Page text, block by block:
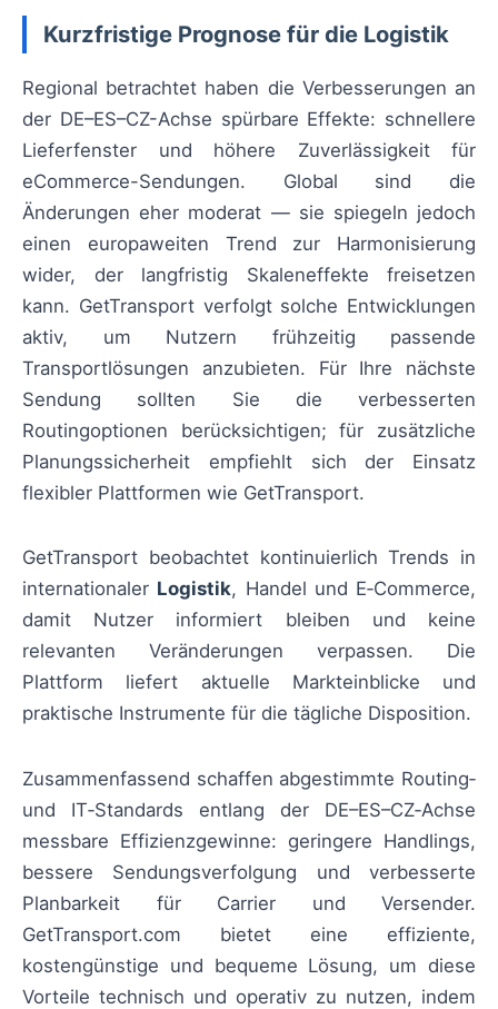
Kurzfristige Prognose für die Logistik
Regional betrachtet haben die Verbesserungen an
der DE–ES–CZ-Achse spürbare Effekte: schnellere
Lieferfenster und höhere Zuverlässigkeit für
eCommerce-Sendungen. Global sind die
Änderungen eher moderat — sie spiegeln jedoch
einen europaweiten Trend zur Harmonisierung
wider, der langfristig Skaleneffekte freisetzen
kann. GetTransport verfolgt solche Entwicklungen
aktiv, um Nutzern frühzeitig passende
Transportlösungen anzubieten. Für Ihre nächste
Sendung sollten Sie die verbesserten
Routingoptionen berücksichtigen; für zusätzliche
Planungssicherheit empfiehlt sich der Einsatz
flexibler Plattformen wie GetTransport.
GetTransport beobachtet kontinuierlich Trends in
internationaler Logistik, Handel und E‑Commerce,
damit Nutzer informiert bleiben und keine
relevanten Veränderungen verpassen. Die
Plattform liefert aktuelle Markteinblicke und
praktische Instrumente für die tägliche Disposition.
Zusammenfassend schaffen abgestimmte Routing‑
und IT‑Standards entlang der DE–ES–CZ‑Achse
messbare Effizienzgewinne: geringere Handlings,
bessere Sendungsverfolgung und verbesserte
Planbarkeit für Carrier und Versender.
GetTransport.com bietet eine effiziente,
kostengünstige und bequeme Lösung, um diese
Vorteile technisch und operativ zu nutzen, indem